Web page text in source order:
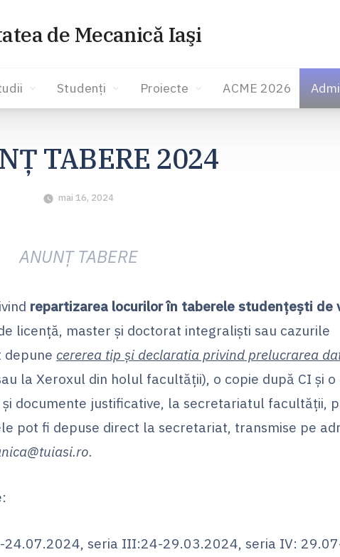
de Mecanică Iaşi
Studenți Proiecte ACME 2026
TABERE 2024
mai 16, 2024
ANUNŢ TABERE
repartizarea locurilor în taberele studenţeşti de
licență, master și doctorat integraliști sau cazurile
depune cererea tip și declaratia privind prelucrarea
la Xeroxul din holul facultăţii), o copie după CI şi o
documente justificative, la secretariatul facultăţii,
pot fi depuse direct la secretariat, transmise pe
@tuiasi.ro.
seria III:24-29.03.2024, seria IV: